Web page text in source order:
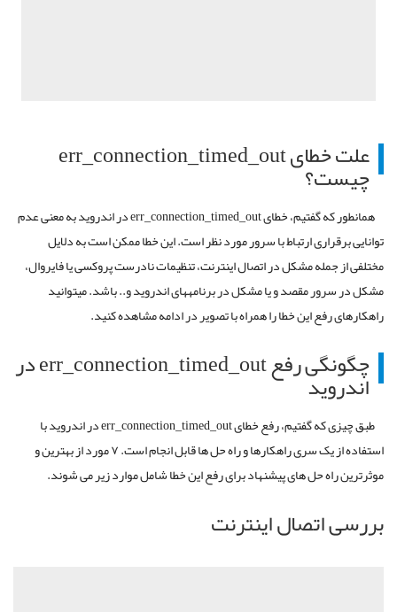
علت خطای err_connection_timed_out
چیست؟
همانطور که گفتیم، خطای err_connection_timed_out در اندروید به معنی عدم
توانایی برقراری ارتباط با سرور مورد نظر است. این خطا ممکن است به دلایل
مختلفی از جمله مشکل در اتصال اینترنت، تنظیمات نادرست پروکسی یا فایروال،
مشکل در سرور مقصد و یا مشکل در برنامههای اندروید و.. باشد. میتوانید
راهکارهای رفع این خطا را همراه با تصویر در ادامه مشاهده کنید.
چگونگی رفع err_connection_timed_out در
اندروید
طبق چیزی که گفتیم، رفع خطای err_connection_timed_out در اندروید با
استفاده از یک سری راهکارها و راه حل ها قابل انجام است. ۷ مورد از بهترین و
موثرترین راه حل های پیشنهاد برای رفع این خطا شامل موارد زیر می شوند.
بررسی اتصال اینترنت